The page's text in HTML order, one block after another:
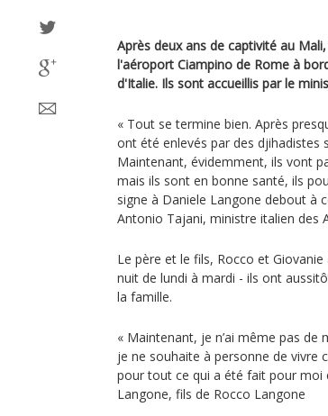
Après deux ans de captivité au
l'aéroport Ciampino de Rome à
d'Italie. Ils sont accueillis par le
« Tout se termine bien. Après
ont été enlevés par des djihadistes
Maintenant, évidemment, ils vont
mais ils sont en bonne santé, ils
signe à Daniele Langone debout à
Antonio Tajani, ministre italien des
Le père et le fils, Rocco et
nuit de lundi à mardi - ils ont
la famille.
« Maintenant, je n’ai même pas de
je ne souhaite à personne de vivre
pour tout ce qui a été fait pour moi
Langone, fils de Rocco Langone